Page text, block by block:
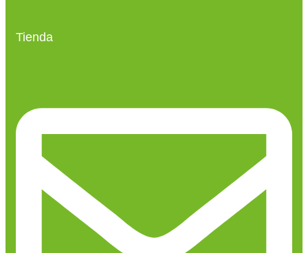
Tienda